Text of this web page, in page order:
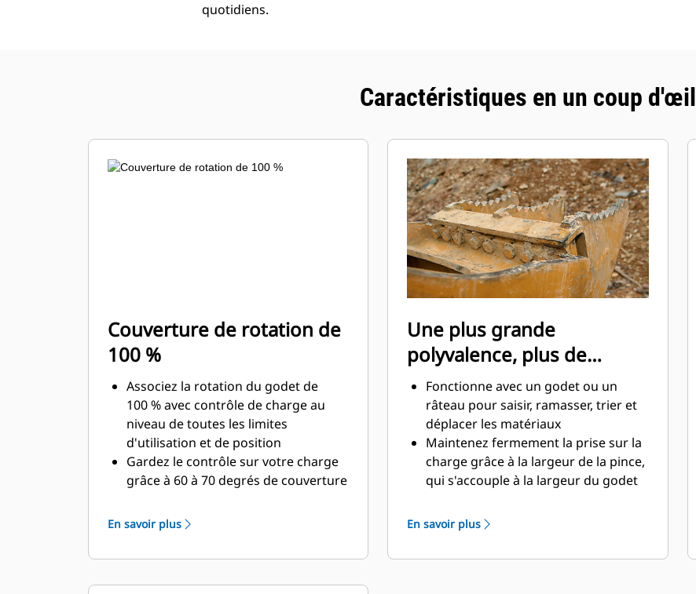
quotidiens.
Caractéristiques en un coup d'œil
Couverture de rotation de
100 %
Associez la rotation du godet de
100 % avec contrôle de charge au
niveau de toutes les limites
d'utilisation et de position
Gardez le contrôle sur votre charge
grâce à 60 à 70 degrés de couverture
Pro
Réalisez des travaux au-dessous du
niveau du sol, des travaux verticaux
En savoir plus
Une plus grande
polyvalence, plus de
productivité
Fonctionne avec un godet ou un
râteau pour saisir, ramasser, trier et
déplacer les matériaux
Maintenez fermement la prise sur la
charge grâce à la largeur de la pince,
qui s'accouple à la largeur du godet
pince et le godet ou râteau grâce à la
courbure unique et la denture de la
pince
En savoir plus